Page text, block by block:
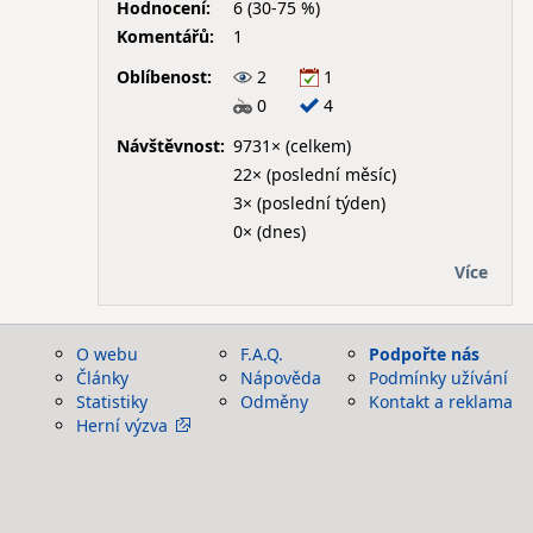
Hodnocení:
6 (30-75 %)
Komentářů:
1
Oblíbenost:
2
1
0
4
Návštěvnost: 9731× (celkem)
22× (poslední měsíc)
3× (poslední týden)
0× (dnes)
Více
O webu
Články
Statistiky
Herní výzva
F.A.Q.
Nápověda
Odměny
Podpořte nás
Podmínky užívání
Kontakt a reklama